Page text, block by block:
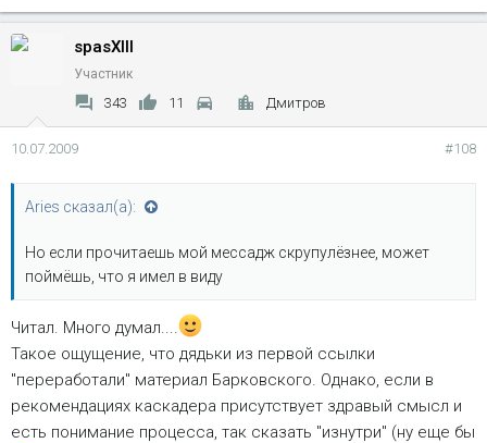
spasXIII
Участник
343 11 Дмитров
10.07.2009 #108
Aries сказал(а):
Но если прочитаешь мой мессадж скрупулёзнее, может
поймёшь, что я имел в виду
Читал. Много думал....
Такое ощущение, что дядьки из первой ссылки
"переработали" материал Барковского. Однако, если в
рекомендациях каскадера присутствует здравый смысл и
есть понимание процесса, так сказать "изнутри" (ну еще бы